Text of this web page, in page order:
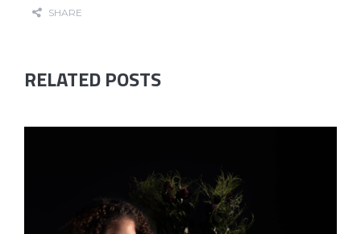
SHARE
RELATED POSTS